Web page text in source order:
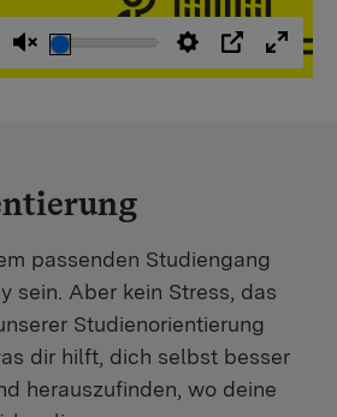
StummschaltungEinstellungen
PIP
passenden Studiengang
sein. Aber kein Stress, das
Studienorientierung
dir hilft, dich selbst besser
herauszufinden, wo deine